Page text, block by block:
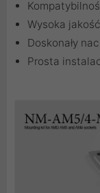
Wysoka
Doskonały
Prosta